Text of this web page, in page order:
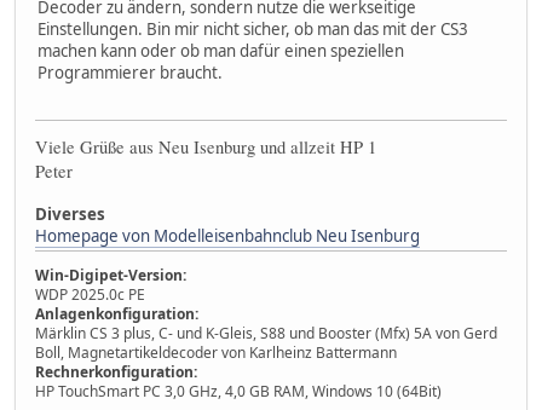
Decoder zu ändern, sondern nutze die werkseitige
Einstellungen. Bin mir nicht sicher, ob man das mit der CS3
machen kann oder ob man dafür einen speziellen
Programmierer braucht.
Viele Grüße aus Neu Isenburg und allzeit HP 1
Peter
Diverses
Homepage von Modelleisenbahnclub Neu Isenburg
Win-Digipet-Version:
WDP 2025.0c PE
Anlagenkonfiguration:
Märklin CS 3 plus, C- und K-Gleis, S88 und Booster (Mfx) 5A von Gerd
Boll, Magnetartikeldecoder von Karlheinz Battermann
Rechnerkonfiguration:
HP TouchSmart PC 3,0 GHz, 4,0 GB RAM, Windows 10 (64Bit)